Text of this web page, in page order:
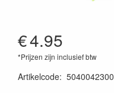
€4.95
*Prijzen zijn inclusief btw
Artikelcode: 5040042300